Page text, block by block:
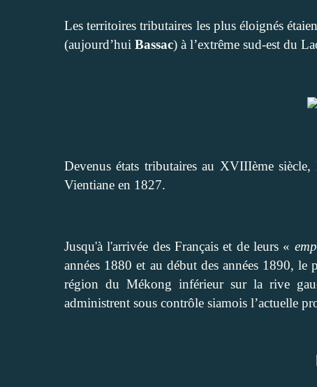
Les territoires tributaires les plus éloignés
(aujourd’hui Bassac) à l’extrême sud-est du
Devenus états tributaires au XVIIIème
Vientiane en 1827.
Jusqu'à l'arrivée des Français et de leurs «
années 1880 et au début des années 1890,
région du Mékong inférieur sur la rive
administrent sous contrôle siamois l’actuelle